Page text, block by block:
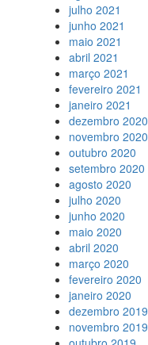
julho 2021
junho 2021
maio 2021
abril 2021
março 2021
fevereiro 2021
janeiro 2021
dezembro 2020
novembro 2020
outubro 2020
setembro 2020
agosto 2020
julho 2020
junho 2020
maio 2020
abril 2020
março 2020
fevereiro 2020
janeiro 2020
dezembro 2019
novembro 2019